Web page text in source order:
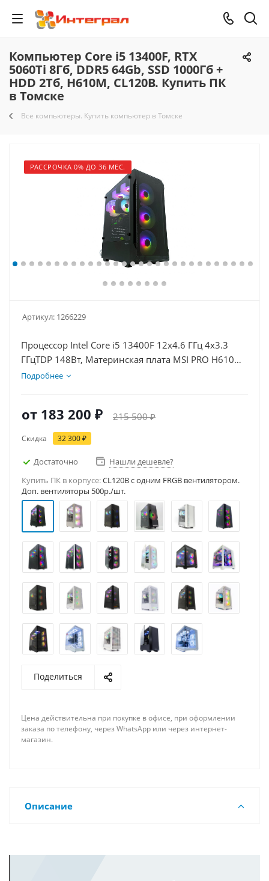
Компьютер Core i5 13400F, RTX
5060Ti 8Гб, DDR5 64Gb, SSD 1000Гб +
HDD 2Тб, H610M, CL120B. Купить ПК
в Томске
Все компьютеры. Купить компьютер в Томске
РАССРОЧКА 0% ДО 36 МЕС.
Артикул: 1266229
Процессор Intel Core i5 13400F 12x4.6 ГГц 4x3.3
ГГцTDP 148Вт, Материнская плата MSI PRO H610M-
E D5, Видеокарта RTX 5060Ti 8Гб, Память
Подробнее
от 183 200 ₽ 215 500 ₽
Скидка 32 300 ₽
Достаточно
Нашли дешевле?
Купить ПК в корпусе:CL120B c одним FRGB вентилятором.
Доп. вентиляторы 500р./шт.
Поделиться
Цена действительна при покупке в офисе, при оформлении
заказа по телефону, через WhatsApp или через интернет-
магазин.
Описание